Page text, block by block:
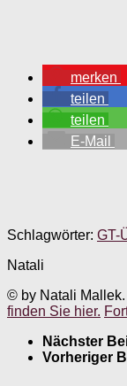
merken
teilen
teilen
E-Mail
Schlagwörter: GT-
Natali
© by Natali
finden Sie hier.
Nächster
Vorheriger